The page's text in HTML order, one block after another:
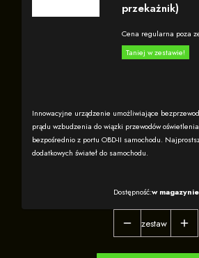
przekażnik)
Cena regularna poza
Taniej w zestawie!
Innowacyjne urządzenie umożliwiające
prądu wzbudzenia do wiązki przewodów
bezpośrednio z portu OBD-II samochodu.
dodatkowych świateł do samochodu.
Dostępność:w magazynie
zestaw